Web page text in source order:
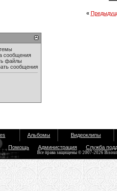
«
сообщения
файлы
сообщения
Альбомы Видеоклипы
Помощь Администрация Служба
Все права защищены © 2007-2026